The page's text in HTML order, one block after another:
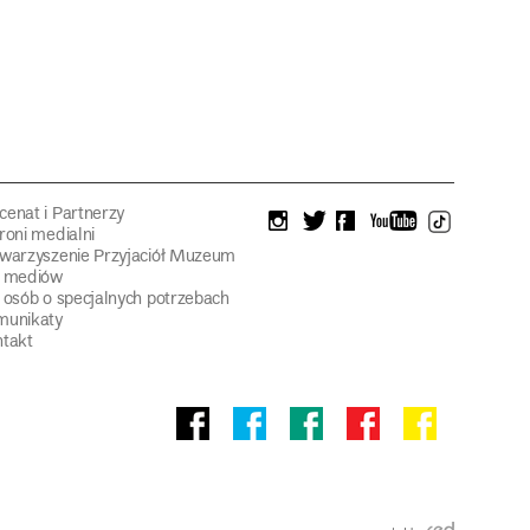
i Partnerzy
medialni
Przyjaciół Muzeum
o specjalnych potrzebach
instagram
twitterfacebookyoutube
tiktok
Facebook
Muzeum
facebook
Pawilonu
facebook
Muzeum
Facebook
Panoramy
facebook
Stowarzyszenie